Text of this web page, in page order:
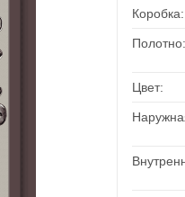
Коробка:
Полотно:
Цвет: